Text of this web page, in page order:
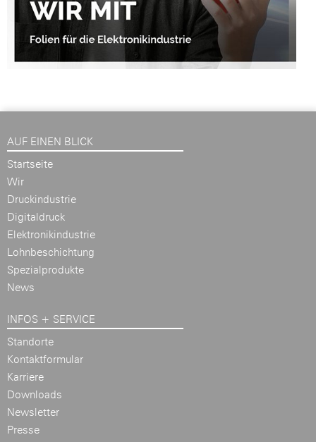
AUF EINEN BLICK
Startseite
Wir
Druckindustrie
Digitaldruck
Elektronikindustrie
Lohnbeschichtung
Spezialprodukte
News
INFOS + SERVICE
Standorte
Kontaktformular
Karriere
Downloads
Newsletter
Presse